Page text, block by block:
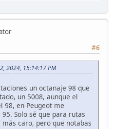
#6
2024, 15:14:17 PM
un octanaje 98 que
un 5008, aunque el
98, en Peugeot me
Solo sé que para rutas
caro, pero que notabas